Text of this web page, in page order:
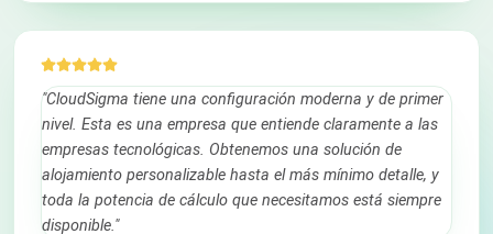
"CloudSigma tiene una configuración moderna y de primer
nivel. Esta es una empresa que entiende claramente a las
empresas tecnológicas. Obtenemos una solución de
alojamiento personalizable hasta el más mínimo detalle, y
toda la potencia de cálculo que necesitamos está siempre
disponible."